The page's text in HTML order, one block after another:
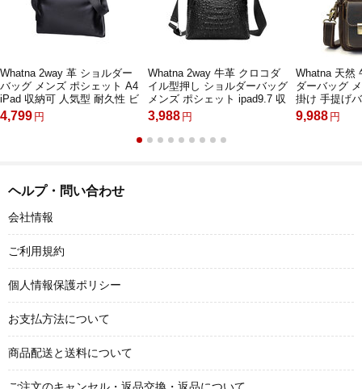
Whatna 2way 革 ショルダー
バッグ メンズ ポシェット A4
iPad 収納可 人気型 耐久性 ビ
ジネスバッグ メッセンジャー
バッグ 斜め掛け 黒 ブラック
4,799 円
Whatna 2way 牛革 クロコダ
イル型押し ショルダーバッグ
メンズ ポシェット ipad9.7 収
納可 縦型 メンズビジネスか
ばん斜めがけ 通勤バッグ 肩
掛けバッグ 紳士用 男性用 黒
3,988 円
Whatna 天然
ダーバッグ
掛け 手提げ
ルト ポーチ
ッグ 小型ポ
9,988 円
ヘルプ・問い合わせ
会社情報
ご利用規約
個人情報保護ポリシー
お支払方法について
商品配送と送料について